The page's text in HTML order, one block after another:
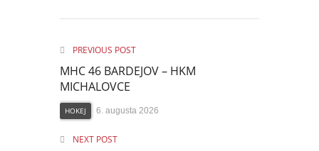
PREVIOUS POST
MHC 46 BARDEJOV – HKM
MICHALOVCE
HOKEJ 6. augusta 2026
NEXT POST